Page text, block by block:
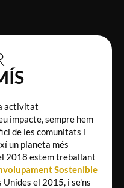
activitat
impacte, sempre hem
de les comunitats i
un planeta més
2018 estem treballant
Sostenible
el 2015, i se'ns